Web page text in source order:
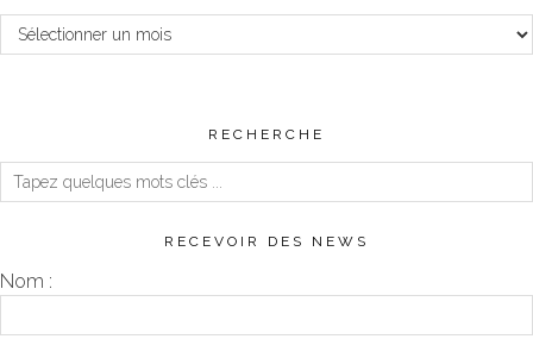
Archives
RECHERCHE
RECEVOIR DES NEWS
Nom :